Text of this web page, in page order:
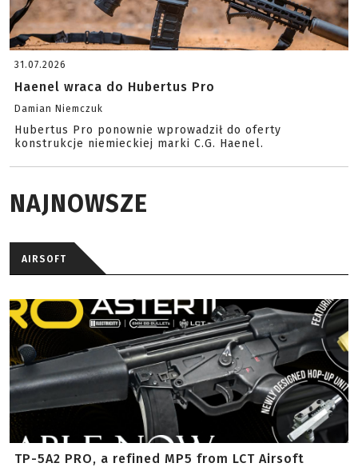
31.07.2026
Haenel wraca do Hubertus Pro
Damian Niemczuk
Hubertus Pro ponownie wprowadził do oferty
konstrukcje niemieckiej marki C.G. Haenel.
NAJNOWSZE
AIRSOFT
TP-5A2 PRO, a refined MP5 from LCT Airsoft